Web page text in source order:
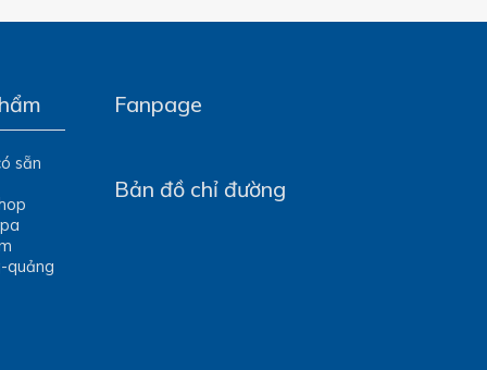
sẵn
quảng
Fanpage
Bản đồ chỉ đường